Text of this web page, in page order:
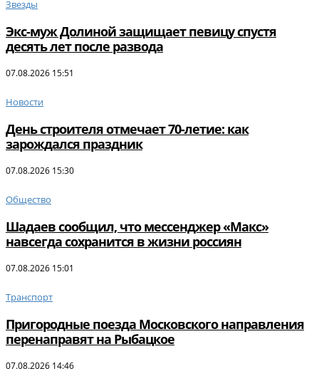
Звезды
Экс-муж Долиной защищает певицу спустя
десять лет после развода
07.08.2026 15:51
Новости
День строителя отмечает 70-летие: как
зарождался праздник
07.08.2026 15:30
Общество
Шадаев сообщил, что мессенджер «Макс»
навсегда сохранится в жизни россиян
07.08.2026 15:01
Транспорт
Пригородные поезда Московского направления
перенаправят на Рыбацкое
07.08.2026 14:46